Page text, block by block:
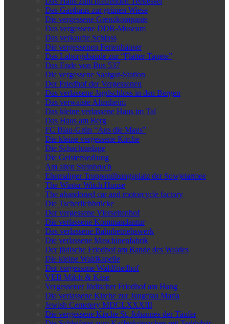
Das Gasthaus zur grünen Wiese
Die vergessene Grenzkompanie
Das vergessene DDR-Museum
Das verkaufte Schloss
Die vergessenen Ferienhäuser
Das Laborgebäude zur “Flatter-Tapete”
Das Ende von Bus 537
Die vergessene Saatgut-Station
Der Friedhof der Vergessenen
Das verlassene Jagdschloss in den Bergen
Das verwaiste Altenheim
Das kleine verlassene Haus im Tal
Das Haus am Berg
FC Blau-Grün “Aus die Maus”
Die kleine vergessene Kirche
Die Schachtanlage
Die Geistersiedlung
Am alten Steinbruch
Ehemaliger Truppenübungsplatz der Sowjetarmee
The Winter Witch House
The abandoned car and motorcycle factory
Die Tscherlichbrücke
Der vergessene Vierseitenhof
Die verlassene Kommandantur
Das verlassene Bahnbetriebswerk
Die verlassene Maschinenfabrik
Der jüdische Friedhof am Rande des Waldes
Die kleine Waldkapelle
Der vergessene Waldfriedhof
VEB Milch & Käse
Vergessener Jüdischer Friedhof am Hang
Die verlassene Kirche zur Jungfrau Maria
Jewish Cemetery MDCLXXXIII
Die vergessene Kirche St. Johannes der Täufer